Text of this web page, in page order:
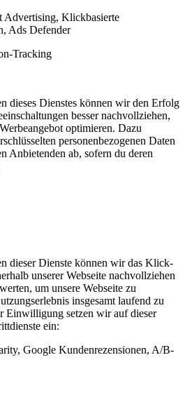
Advertising, Klickbasierte
Ads Defender
Tracking
dieses Dienstes können wir den Erfolg
besser nachvollziehen,
optimieren. Dazu
personenbezogenen Daten
Anbietenden ab, sofern du deren
dieser Dienste können wir das Klick-
unserer Webseite nachvollziehen
um unsere Webseite zu
insgesamt laufend zu
Einwilligung setzen wir auf dieser
ein:
Google Kundenrezensionen, A/B-